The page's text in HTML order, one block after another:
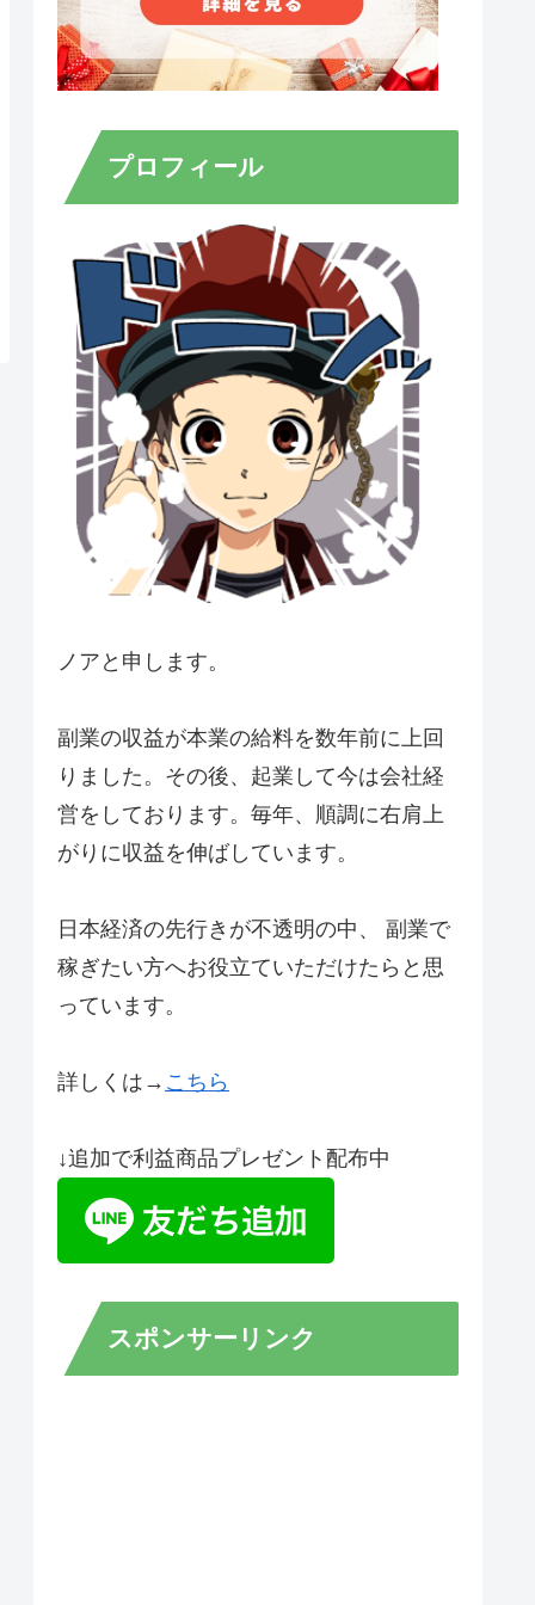
プロフィール
ノアと申します。
副業の収益が本業の給料を数年前に上回
りました。その後、起業して今は会社経
営をしております。毎年、順調に右肩上
がりに収益を伸ばしています。
日本経済の先行きが不透明の中、 副業で
稼ぎたい方へお役立ていただけたらと思
っています。
詳しくは→ こちら
↓追加で利益商品プレゼント配布中
スポンサーリンク